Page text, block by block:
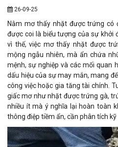
26-09-25
Nằm mơ thấy nhặt được trứng có
được coi là biểu tượng của sự khởi
vì thế, việc mơ thấy nhặt được
mộng ngẫu nhiên, mà ẩn chứa
mệnh, sự nghiệp và các mối quan
dấu hiệu của sự may mắn, mang
công việc hoặc gia tăng tài chính.
giấc mơ như nhặt được trứng gà,
nhiều ít mà ý nghĩa lại hoàn toàn
thông điệp tiềm ẩn, cần phân tích